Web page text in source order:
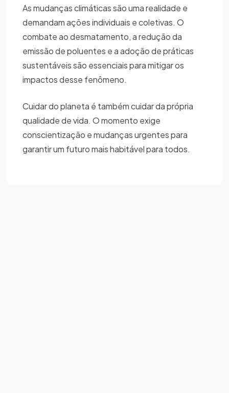
As mudanças climáticas são uma realidade e
demandam ações individuais e coletivas. O
combate ao desmatamento, a redução da
emissão de poluentes e a adoção de práticas
sustentáveis são essenciais para mitigar os
impactos desse fenômeno.
Cuidar do planeta é também cuidar da própria
qualidade de vida. O momento exige
conscientização e mudanças urgentes para
garantir um futuro mais habitável para todos.